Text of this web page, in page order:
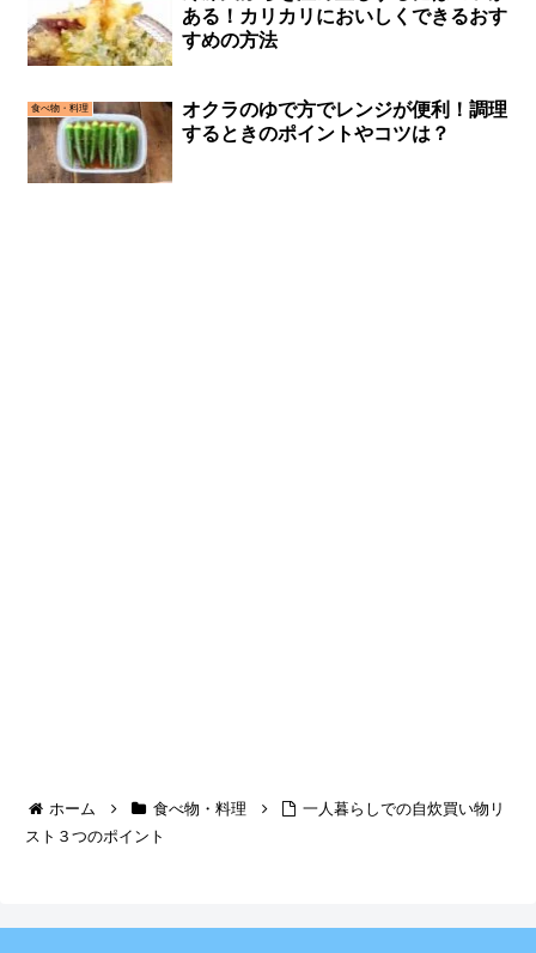
ある！カリカリにおいしくできるおす
すめの方法
食べ物・料理
オクラのゆで方でレンジが便利！調理
するときのポイントやコツは？
ホーム 食べ物・料理
一人暮らしでの自炊買い物リ
スト３つのポイント